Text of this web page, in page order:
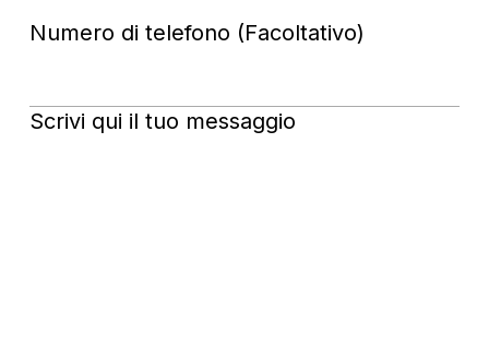
Numero di telefono (Facoltativo)
Scrivi qui il tuo messaggio